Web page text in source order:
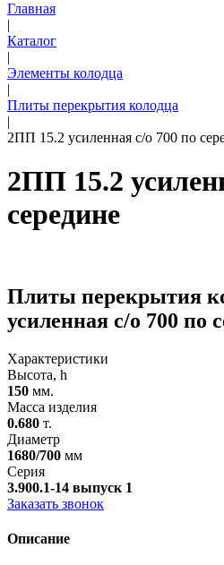
Главная
|
Каталог
|
Элементы колодца
|
Плиты перекрытия колодца
|
2ПП 15.2 усиленная с/о 700 по
2ПП 15.2
середине
Плиты перекрытия
усиленная с/о 700 по
Характеристики
Высота, h
150 мм.
Масса изделия
0.680 т.
Диаметр
1680/700 мм
Серия
3.900.1-14 выпуск 1
Заказать звонок
Описание